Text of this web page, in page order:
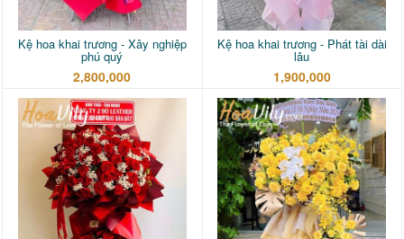
Kệ hoa khai trương - Xây nghiệp
phú quý
2,800,000
Kệ hoa khai trương - Phát tài dài
lâu
1,900,000